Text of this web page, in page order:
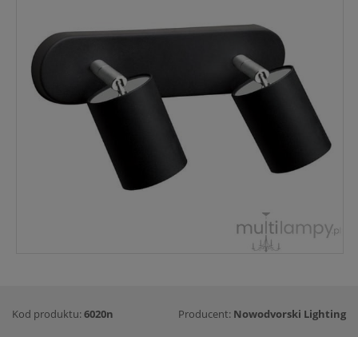
Kod produktu:6020n Producent: Nowodvorski Lighting